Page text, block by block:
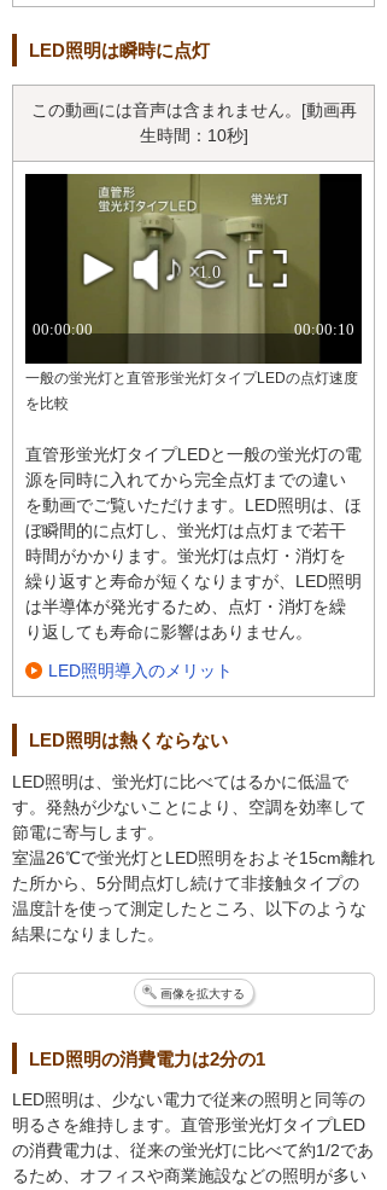
LED照明は瞬時に点灯
この動画には音声は含まれません。[動画再
生時間：10秒]
一般の蛍光灯と直管形蛍光灯タイプLEDの点灯速度
を比較
直管形蛍光灯タイプLEDと一般の蛍光灯の電
源を同時に入れてから完全点灯までの違い
を動画でご覧いただけます。LED照明は、ほ
ぼ瞬間的に点灯し、蛍光灯は点灯まで若干
時間がかかります。蛍光灯は点灯・消灯を
繰り返すと寿命が短くなりますが、LED照明
は半導体が発光するため、点灯・消灯を繰
り返しても寿命に影響はありません。
LED照明導入のメリット
LED照明は熱くならない
LED照明は、蛍光灯に比べてはるかに低温で
す。発熱が少ないことにより、空調を効率して
節電に寄与します。
室温26℃で蛍光灯とLED照明をおよそ15cm離れ
た所から、5分間点灯し続けて非接触タイプの
温度計を使って測定したところ、以下のような
結果になりました。
画像を拡大する
LED照明の消費電力は2分の1
LED照明は、少ない電力で従来の照明と同等の
明るさを維持します。直管形蛍光灯タイプLED
の消費電力は、従来の蛍光灯に比べて約1/2であ
るため、オフィスや商業施設などの照明が多い